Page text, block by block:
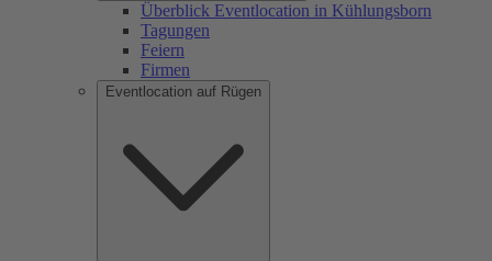
Überblick Eventlocation in Kühlungsborn
Tagungen
Feiern
Firmen
Eventlocation auf Rügen